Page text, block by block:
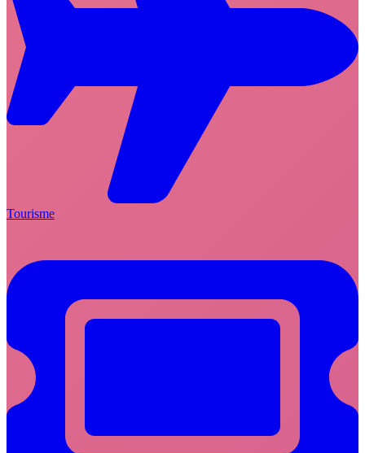
Tourisme